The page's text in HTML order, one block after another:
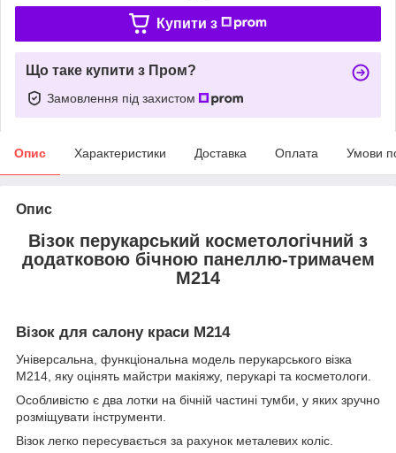
Купити з
Що таке купити з Пром?
Замовлення під захистом
Опис Характеристики Доставка Оплата Умови
Опис
Візок перукарський косметологічний з
додатковою бічною панеллю-тримачем
M214
Візок для салону краси М214
Універсальна, функціональна модель перукарського візка
М214, яку оцінять майстри макіяжу, перукарі та косметологи.
Особливістю є два лотки на бічній частині тумби, у яких зручно
розміщувати інструменти.
Візок легко пересувається за рахунок металевих коліс.